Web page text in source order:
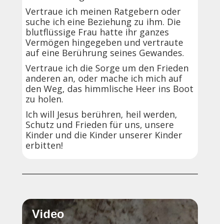
Vertraue ich meinen Ratgebern oder
suche ich eine Beziehung zu ihm. Die
blutflüssige Frau hatte ihr ganzes
Vermögen hingegeben und vertraute
auf eine Berührung seines Gewandes.
Vertraue ich die Sorge um den Frieden
anderen an, oder mache ich mich auf
den Weg, das himmlische Heer ins Boot
zu holen.
Ich will Jesus berühren, heil werden,
Schutz und Frieden für uns, unsere
Kinder und die Kinder unserer Kinder
erbitten!
Video